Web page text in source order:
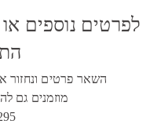
לפרטים נוספים
השאר פרטים ונחזור
מוזמנים גם